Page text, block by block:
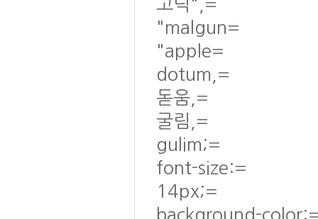
고딕",=
"malgun=
"apple=
dotum,=
돋움,=
굴림,=
gulim;=
font-size:=
14px;=
background-